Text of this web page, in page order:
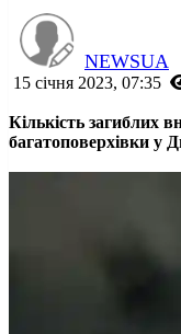
NEWSUA
15 січня 2023, 07:35
Кількість загиблих
багатоповерхівки у